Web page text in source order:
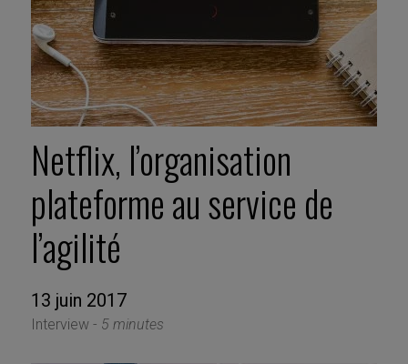
Netflix, l’organisation
plateforme au service de
l’agilité
13 juin 2017
Interview - 5 minutes